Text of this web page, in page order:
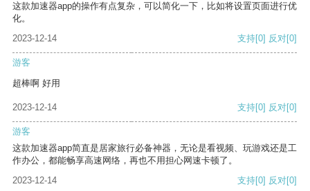
这款加速器app的操作有点复杂，可以简化一下，比如将设置页面进行优
化。
2023-12-14
支持[0] 反对[0]
游客
超棒啊 好用
2023-12-14 支持[0] 反对[0]
游客
这款加速器app简直是居家旅行必备神器，无论是看视频、玩游戏还是工
作办公，都能畅享高速网络，再也不用担心网速卡顿了。
2023-12-14
支持[0] 反对[0]